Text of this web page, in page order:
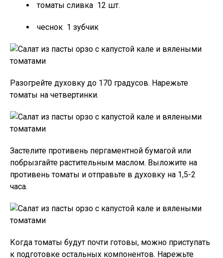
томаты сливка 12 шт.
чеснок 1 зубчик
Разогрейте духовку до 170 градусов. Нарежьте
томаты на четвертинки.
Застелите противень пергаментной бумагой или
побрызгайте растительным маслом. Выложите на
противень томаты и отправьте в духовку на 1,5-2
часа.
Когда томаты будут почти готовы, можно приступать
к подготовке остальных компонентов. Нарежьте